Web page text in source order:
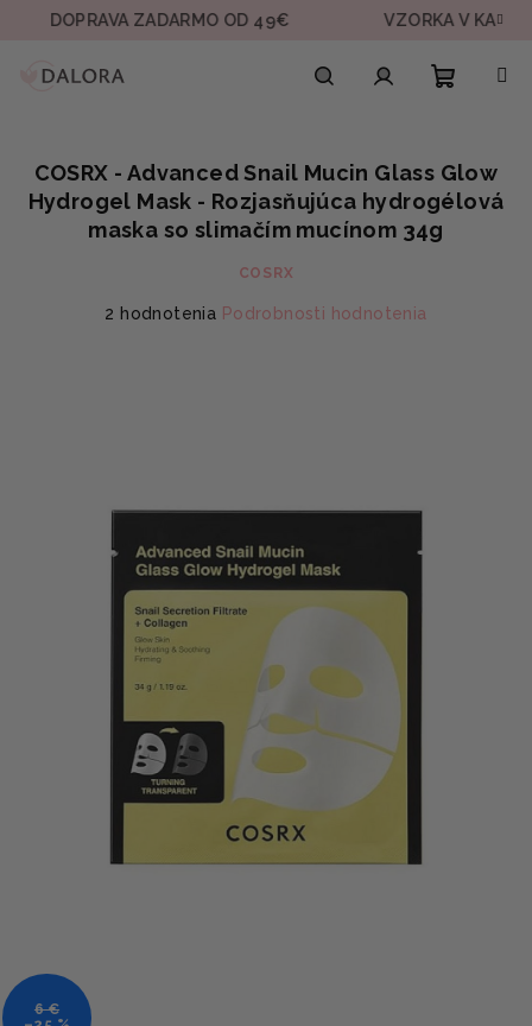
ZADARMO OD 49€ VZORKA V KAŽDEJ
košík
COSRX - Advanced Snail Mucin Glass Glow
Hydrogel Mask - Rozjasňujúca hydrogélová
maska so slimačím mucínom 34g
COSRX
Priemerné
2 hodnotenia Podrobnosti hodnotenia
6 €